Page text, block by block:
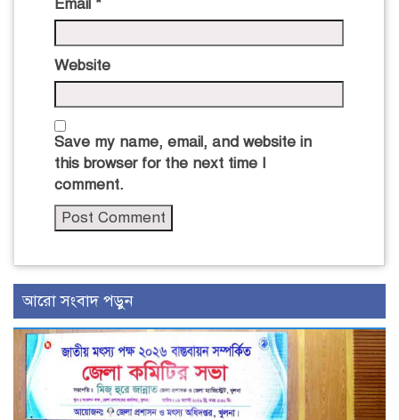
Email *
Website
Save my name, email, and website in
this browser for the next time I
comment.
আরো সংবাদ পড়ুন